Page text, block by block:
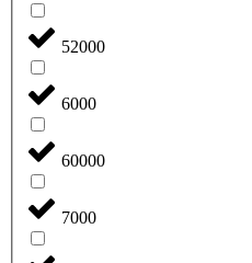
52000
6000
60000
7000